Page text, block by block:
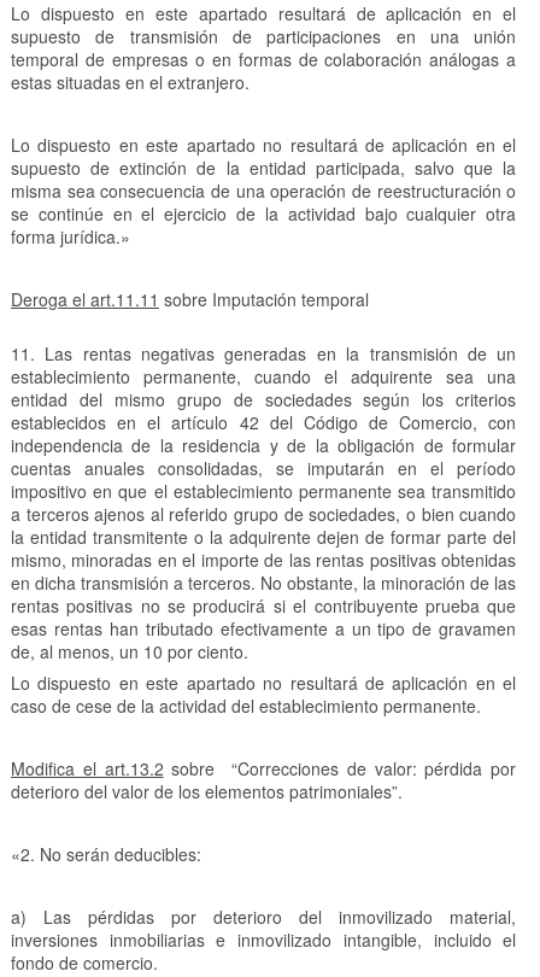
Lo dispuesto en este apartado resultará de aplicación en el
supuesto de transmisión de participaciones en una unión
temporal de empresas o en formas de colaboración análogas a
estas situadas en el extranjero.
Lo dispuesto en este apartado no resultará de aplicación en el
supuesto de extinción de la entidad participada, salvo que la
misma sea consecuencia de una operación de reestructuración o
se continúe en el ejercicio de la actividad bajo cualquier otra
forma jurídica.»
Deroga el art.11.11 sobre Imputación temporal
11. Las rentas negativas generadas en la transmisión de un
establecimiento permanente, cuando el adquirente sea una
entidad del mismo grupo de sociedades según los criterios
establecidos en el artículo 42 del Código de Comercio, con
independencia de la residencia y de la obligación de formular
cuentas anuales consolidadas, se imputarán en el período
impositivo en que el establecimiento permanente sea transmitido
a terceros ajenos al referido grupo de sociedades, o bien cuando
la entidad transmitente o la adquirente dejen de formar parte del
mismo, minoradas en el importe de las rentas positivas obtenidas
en dicha transmisión a terceros. No obstante, la minoración de las
rentas positivas no se producirá si el contribuyente prueba que
esas rentas han tributado efectivamente a un tipo de gravamen
de, al menos, un 10 por ciento.
Lo dispuesto en este apartado no resultará de aplicación en el
caso de cese de la actividad del establecimiento permanente.
Modifica el art.13.2 sobre “Correcciones de valor: pérdida por
deterioro del valor de los elementos patrimoniales”.
«2. No serán deducibles:
a) Las pérdidas por deterioro del inmovilizado material,
inversiones inmobiliarias e inmovilizado intangible, incluido el
fondo de comercio.